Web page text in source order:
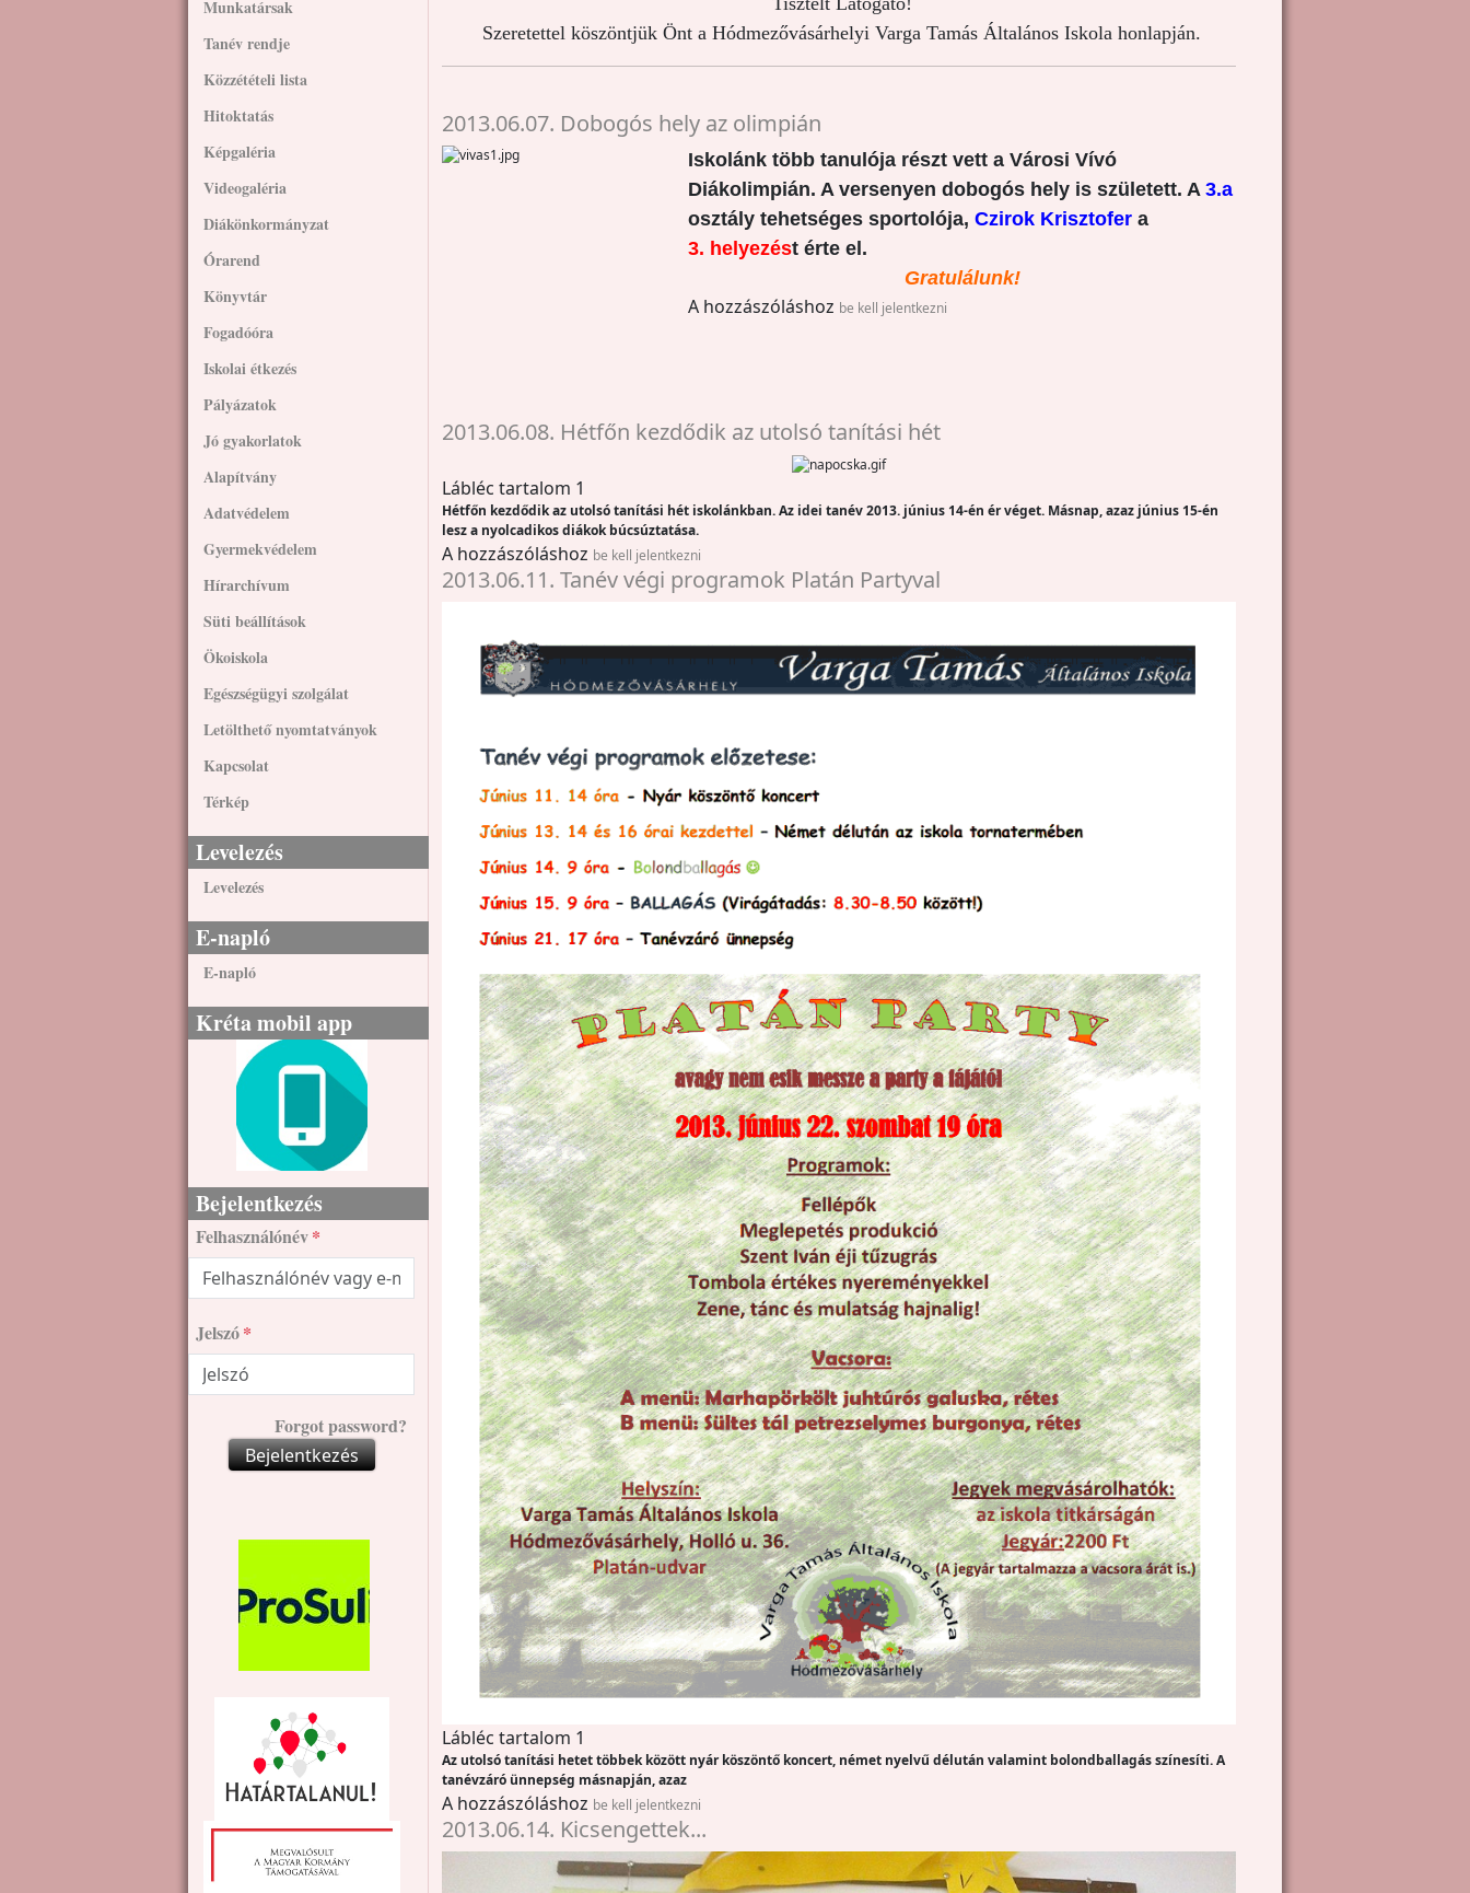
Munkatársak
Tanév rendje
Közzétételi lista
Hitoktatás
Képgaléria
Videogaléria
Diákönkormányzat
Órarend
Könyvtár
Fogadóóra
Iskolai étkezés
Pályázatok
Jó gyakorlatok
Alapítvány
Adatvédelem
Gyermekvédelem
Hírarchívum
Süti beállítások
Ökoiskola
Egészségügyi szolgálat
Letölthető nyomtatványok
Kapcsolat
Térkép
Levelezés
Levelezés
E-napló
E-napló
Kréta mobil app
Bejelentkezés
Felhasználónév
Jelszó
Forgot password?
Bejelentkezés
Szeretettel köszöntjük Önt a Hódmezővásárhelyi Varga Tamás Általános Iskola honlapján.
2013.06.07. Dobogós hely az olimpián
Iskolánk több tanulója részt vett a Városi Vívó
Diákolimpián. A versenyen dobogós hely is született. A 3.a
osztály tehetséges sportolója, Czirok Krisztofer a
3. helyezést érte el.
Gratulálunk!
A hozzászóláshoz be kell jelentkezni
2013.06.08. Hétfőn kezdődik az utolsó tanítási hét
Lábléc tartalom 1
Hétfőn kezdődik az utolsó tanítási hét iskolánkban. Az idei tanév 2013. június 14-én ér véget. Másnap, azaz június 15-én
lesz a nyolcadikos diákok búcsúztatása.
A hozzászóláshoz be kell jelentkezni
2013.06.11. Tanév végi programok Platán Partyval
Lábléc tartalom 1
Az utolsó tanítási hetet többek között nyár köszöntő koncert, német nyelvű délután valamint bolondballagás színesíti. A
tanévzáró ünnepség másnapján, azaz
A hozzászóláshoz be kell jelentkezni
2013.06.14. Kicsengettek...